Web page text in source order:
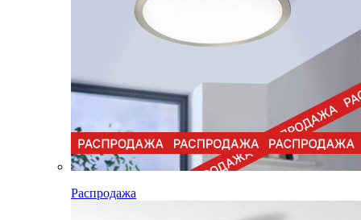
Распродажа